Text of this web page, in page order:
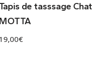
Tapis de tasssage Chat
MOTTA
19,00€